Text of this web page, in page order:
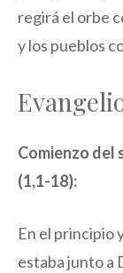
regirá el orbe
y los pueblos
Comienzo del
(1,1-18):
En el principio
estaba junto a